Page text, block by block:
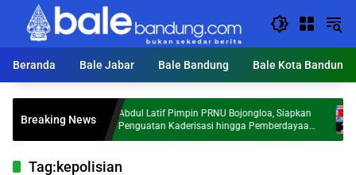
Langsung
konten
Beranda
Bale Jabar Bale Bandung Bale Kota Bandung
Breaking NewsAbdul Latif Pimpin PRNU Bojongloa, Siapkan
Penguatan Kaderisasi hingga Pemberdayaan
Ekonomi Umat
Tag:kepolisian